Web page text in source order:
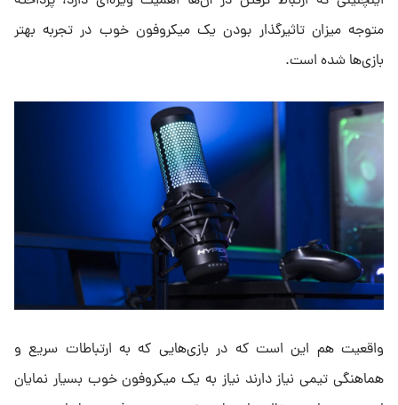
متوجه میزان تاثیرگذار بودن یک میکروفون خوب در تجربه بهتر
بازی‌ها شده است.
واقعیت هم این است که در بازی‌هایی که به ارتباطات سریع و
هماهنگی تیمی نیاز دارند نیاز به یک میکروفون خوب بسیار نمایان